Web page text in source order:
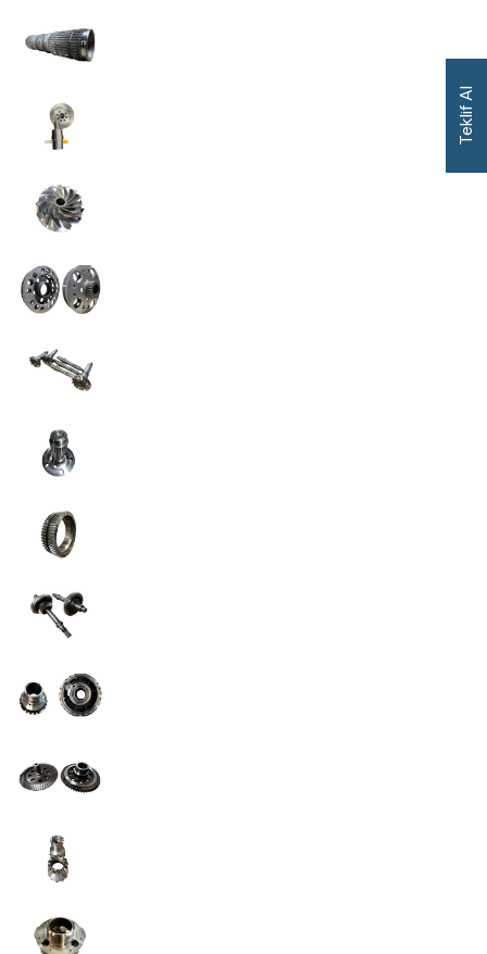
Teklif Al